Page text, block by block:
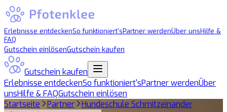
Erlebnisse entdeckenSo funktioniert'sPartner werdenÜber unsHilfe &
FAQ
Gutschein einlösenGutschein kaufen
Gutschein kaufen
Erlebnisse entdeckenSo funktioniert'sPartner werdenÜber
unsHilfe & FAQGutschein einlösen
Startseite
Partner Hundeschule Schmitzeinander